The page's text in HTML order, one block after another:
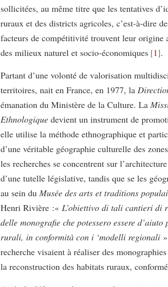
sollicitées, au même titre que les tentatives
ruraux et des districts agricoles, c’est-à-dire
facteurs de compétitivité trouvent leur origine
des milieux naturel et socio-économiques 1 .
Partant d’une volonté de valorisation
territoires, nait en France, en 1977, la
émanation du Ministère de la Culture. La
Ethnologique devient un instrument de
elle utilise la méthode ethnographique et
d’une véritable géographie culturelle des
les recherches se concentrent sur
d’une tutelle législative, tandis que se les
au sein du Musée des arts et traditions
Henri Rivière :« L’obiettivo di tali cantieri di
delle monografie che potessero essere
rurali, in conformità con i ‘modelli regionali »
recherche visaient à réaliser des
la reconstruction des habitats ruraux,